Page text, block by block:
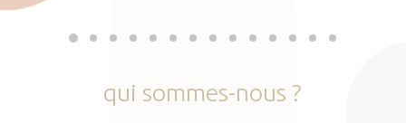
qui sommes-nous ?